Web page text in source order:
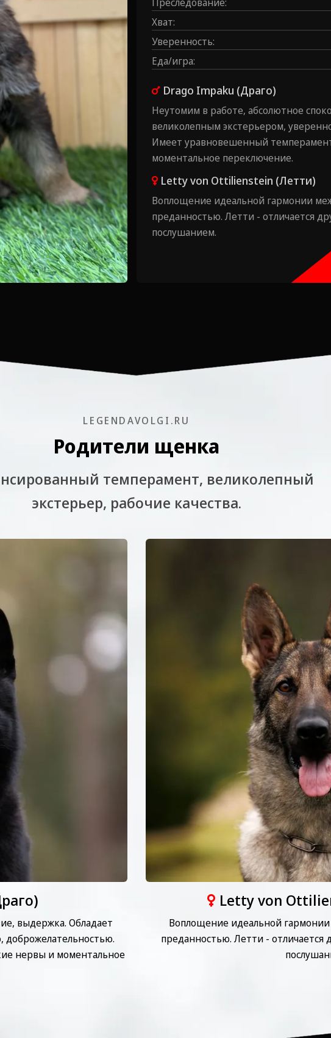
Хват:
Уверенность:
Еда/игра:
Drago Impaku (Драго)
Неутомим в работе, абсолютное
великолепным экстерьером,
Имеет уравновешенный
моментальное переключение.
Letty von Ottilienstein (Летти)
Воплощение идеальной гармонии
преданностью. Летти - отличается
послушанием.
LEGENDAVOLGI.RU
Родители щенка
темперамент, великолепный
экстерьер, рабочие качества.
выдержка. Обладает
доброжелательностью.
нервы и моментальное
Letty von
Воплощение идеальной
преданностью. Летти -